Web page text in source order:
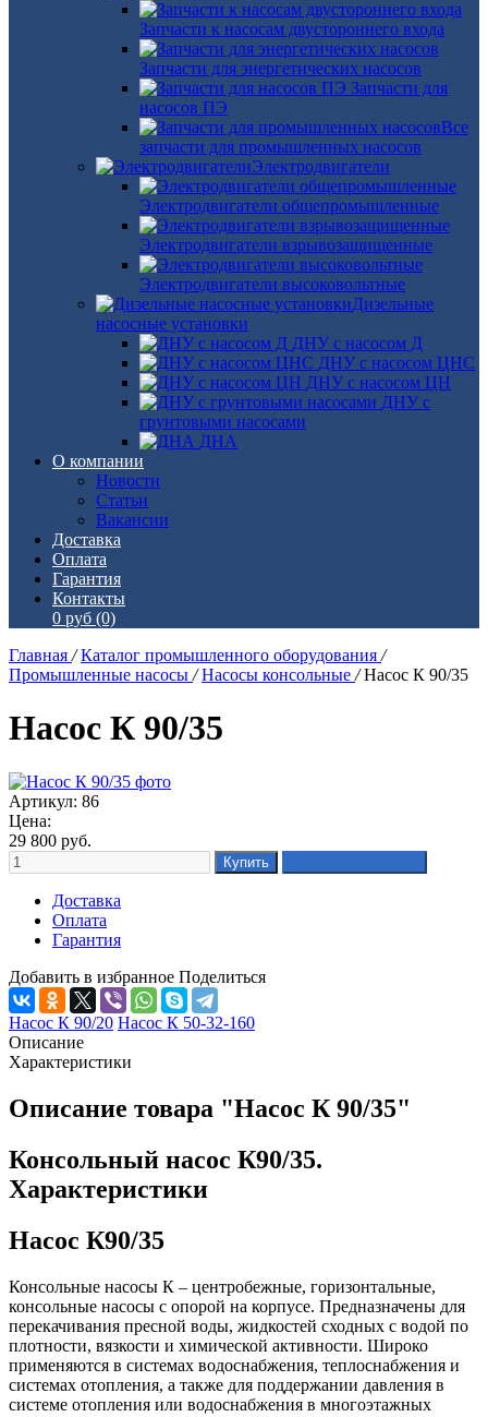
Запчасти к насосам двустороннего входа
Запчасти для энергетических насосов
Запчасти для
насосов ПЭ
Все
запчасти для промышленных насосов
Электродвигатели
Электродвигатели общепромышленные
Электродвигатели взрывозащищенные
Электродвигатели высоковольтные
Дизельные
насосные установки
ДНУ с насосом Д
ДНУ с насосом ЦНС
ДНУ с насосом ЦН
ДНУ с
грунтовыми насосами
ДНА
О компании
Новости
Статьи
Вакансии
Доставка
Оплата
Гарантия
Контакты
0 руб (0)
Главная / Каталог промышленного оборудования /
Промышленные насосы / Насосы консольные / Насос К 90/35
Насос К 90/35
Артикул: 86
Цена:
29 800 руб.
Доставка
Оплата
Гарантия
Добавить в избранное Поделиться
Насос К 90/20 Насос К 50-32-160
Описание
Характеристики
Описание товара "Насос К 90/35"
Консольный насос К90/35.
Характеристики
Насос К90/35
Консольные насосы К – центробежные, горизонтальные,
консольные насосы с опорой на корпусе. Предназначены для
перекачивания пресной воды, жидкостей сходных с водой по
плотности, вязкости и химической активности. Широко
применяются в системах водоснабжения, теплоснабжения и
системах отопления, а также для поддержании давления в
системе отопления или водоснабжения в многоэтажных